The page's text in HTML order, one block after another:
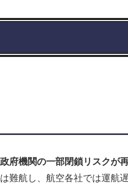
府機関の一部閉鎖リスクが再
難航し、航空各社では運航